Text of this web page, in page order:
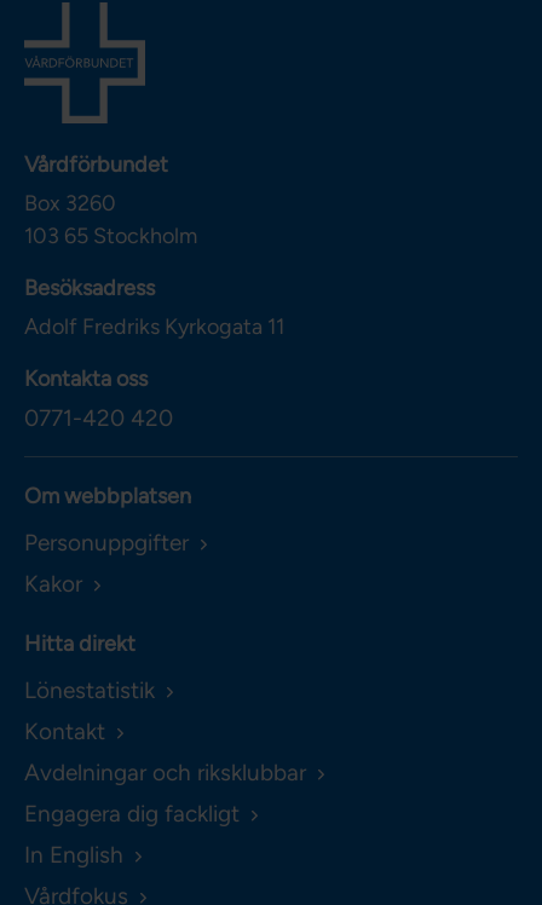
Vårdförbundet
Box 3260
103 65 Stockholm
Besöksadress
Adolf Fredriks Kyrkogata 11
Kontakta oss
0771-420 420
Om webbplatsen
Personuppgifter
Kakor
Hitta direkt
Lönestatistik
Kontakt
Avdelningar och riksklubbar
Engagera dig fackligt
In English
Vårdfokus